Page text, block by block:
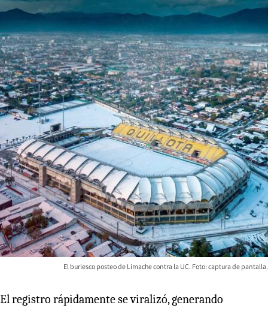
El burlesco posteo de Limache contra la UC. Foto: captura de pantalla.
El registro rápidamente se viralizó, generando